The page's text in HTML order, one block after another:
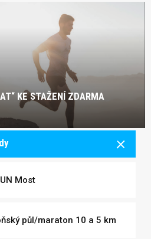
KE STAŽENÍ ZDARMA
Most
půl/maraton 10 a 5 km